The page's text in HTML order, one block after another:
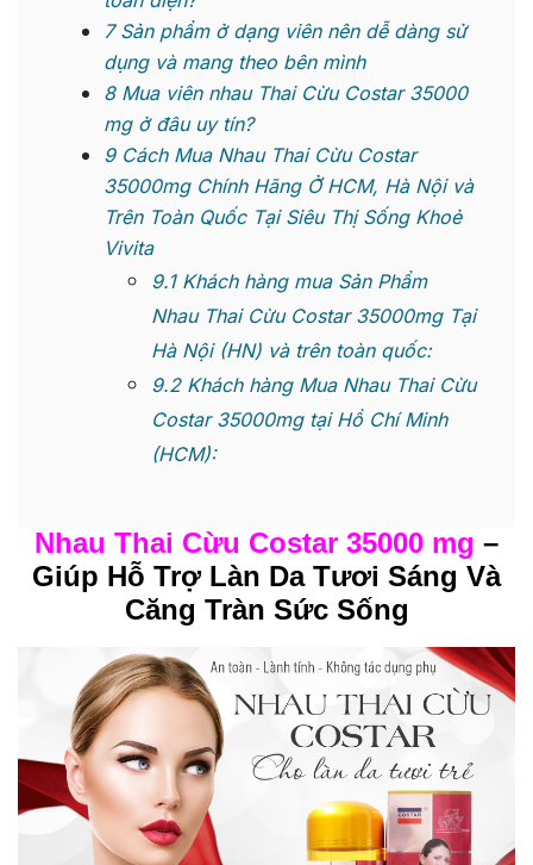
7Sản phẩm ở dạng viên nên dễ dàng sử
dụng và mang theo bên mình
8Mua viên nhau Thai Cừu Costar 35000
mg ở đâu uy tín?
9Cách Mua Nhau Thai Cừu Costar
35000mg Chính Hãng Ở HCM, Hà Nội và
Trên Toàn Quốc Tại Siêu Thị Sống Khoẻ
Vivita
9.1Khách hàng mua Sản Phẩm
Nhau Thai Cừu Costar 35000mg Tại
Hà Nội (HN) và trên toàn quốc:
9.2Khách hàng Mua Nhau Thai Cừu
Costar 35000mg tại Hồ Chí Minh
(HCM):
Nhau Thai Cừu Costar 35000 mg –
Giúp Hỗ Trợ Làn Da Tươi Sáng Và
Căng Tràn Sức Sống